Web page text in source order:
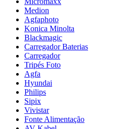
Medion
Agfaphoto
Konica Minolta
Blackmagic
Carregador Baterias
Carregador
Tripés Foto
Agfa
Hyundai
Philips
Sipix
Vivistar
Fonte Alimentação